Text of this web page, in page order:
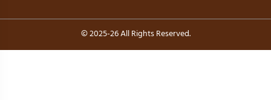
© 2025-26 All Rights Reserved.